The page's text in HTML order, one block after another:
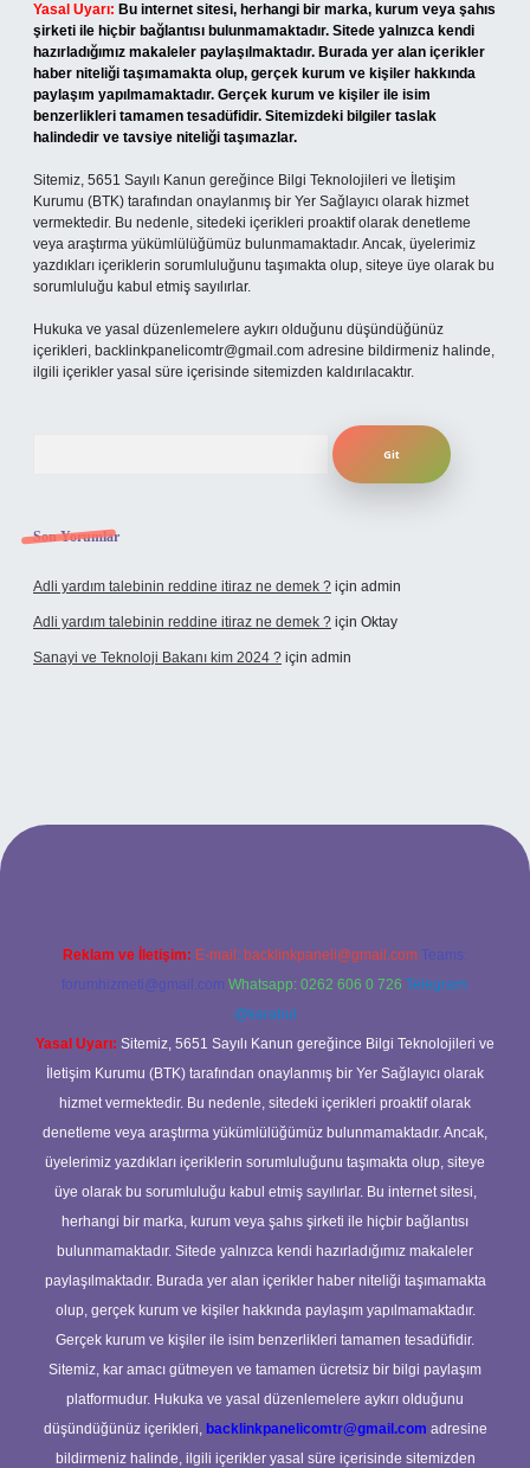
Yasal Uyarı: Bu internet sitesi, herhangi bir marka, kurum veya şahıs
şirketi ile hiçbir bağlantısı bulunmamaktadır. Sitede yalnızca kendi
hazırladığımız makaleler paylaşılmaktadır. Burada yer alan içerikler
haber niteliği taşımamakta olup, gerçek kurum ve kişiler hakkında
paylaşım yapılmamaktadır. Gerçek kurum ve kişiler ile isim
benzerlikleri tamamen tesadüfidir. Sitemizdeki bilgiler taslak
halindedir ve tavsiye niteliği taşımazlar.
Sitemiz, 5651 Sayılı Kanun gereğince Bilgi Teknolojileri ve İletişim
Kurumu (BTK) tarafından onaylanmış bir Yer Sağlayıcı olarak hizmet
vermektedir. Bu nedenle, sitedeki içerikleri proaktif olarak denetleme
veya araştırma yükümlülüğümüz bulunmamaktadır. Ancak, üyelerimiz
yazdıkları içeriklerin sorumluluğunu taşımakta olup, siteye üye olarak bu
sorumluluğu kabul etmiş sayılırlar.
Hukuka ve yasal düzenlemelere aykırı olduğunu düşündüğünüz
içerikleri, backlinkpanelicomtr@gmail.com adresine bildirmeniz halinde,
ilgili içerikler yasal süre içerisinde sitemizden kaldırılacaktır.
Son Yorumlar
Adli yardım talebinin reddine itiraz ne demek ? için admin
Adli yardım talebinin reddine itiraz ne demek ? için Oktay
Sanayi ve Teknoloji Bakanı kim 2024 ? için admin
giriş
Reklam ve İletişim: E-mail: backlinkpaneli@gmail.com Teams:
forumhizmeti@gmail.com Whatsapp: 0262 606 0 726 Telegram:
@karabul
Yasal Uyarı: Sitemiz, 5651 Sayılı Kanun gereğince Bilgi Teknolojileri ve
İletişim Kurumu (BTK) tarafından onaylanmış bir Yer Sağlayıcı olarak
hizmet vermektedir. Bu nedenle, sitedeki içerikleri proaktif olarak
denetleme veya araştırma yükümlülüğümüz bulunmamaktadır. Ancak,
üyelerimiz yazdıkları içeriklerin sorumluluğunu taşımakta olup, siteye
üye olarak bu sorumluluğu kabul etmiş sayılırlar. Bu internet sitesi,
herhangi bir marka, kurum veya şahıs şirketi ile hiçbir bağlantısı
bulunmamaktadır. Sitede yalnızca kendi hazırladığımız makaleler
paylaşılmaktadır. Burada yer alan içerikler haber niteliği taşımamakta
olup, gerçek kurum ve kişiler hakkında paylaşım yapılmamaktadır.
Gerçek kurum ve kişiler ile isim benzerlikleri tamamen tesadüfidir.
Sitemiz, kar amacı gütmeyen ve tamamen ücretsiz bir bilgi paylaşım
platformudur. Hukuka ve yasal düzenlemelere aykırı olduğunu
düşündüğünüz içerikleri, backlinkpanelicomtr@gmail.com adresine
bildirmeniz halinde, ilgili içerikler yasal süre içerisinde sitemizden